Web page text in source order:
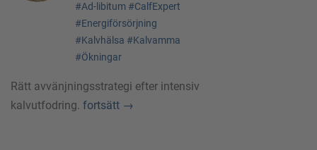
#Ad-libitum #CalfExpert
#Energiförsörjning
#Kalvhälsa #Kalvamma
#Ökningar
Rätt avvänjningsstrategi efter intensiv
kalvutfodring. fortsätt →